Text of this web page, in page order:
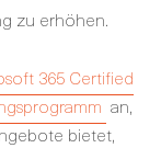
zu erhöhen.
365 Certified
an,
bietet,